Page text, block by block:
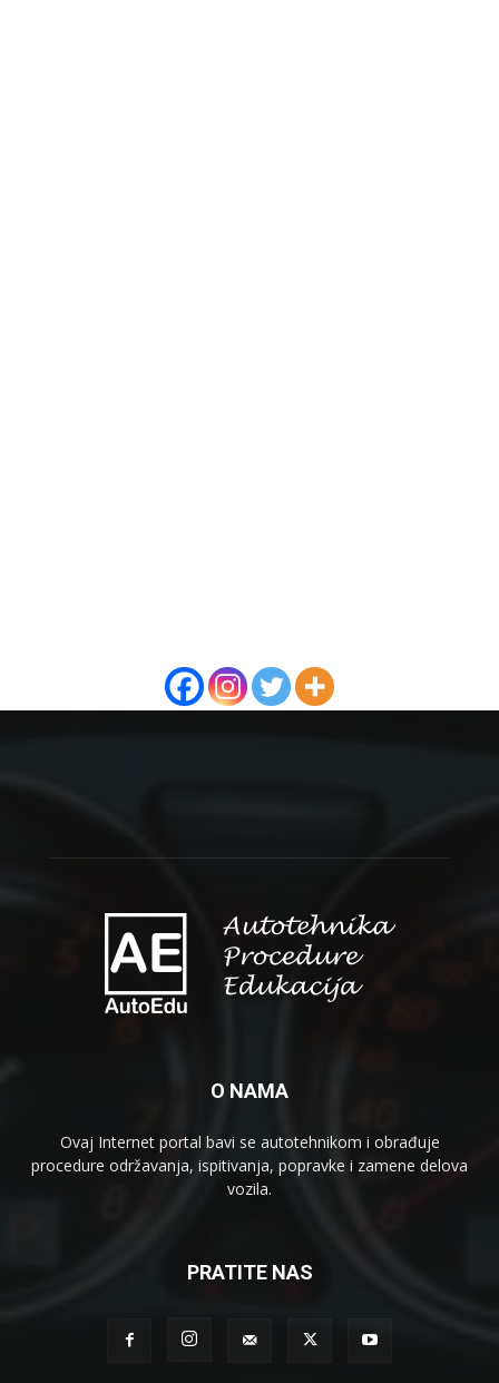
O NAMA
Ovaj Internet portal bavi se autotehnikom i obrađuje
procedure održavanja, ispitivanja, popravke i zamene delova
vozila.
PRATITE NAS